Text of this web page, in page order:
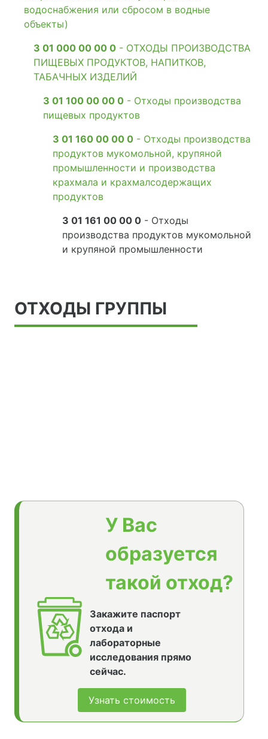
водоснабжения или сбросом в водные
объекты)
3 01 000 00 00 0 - ОТХОДЫ ПРОИЗВОДСТВА
ПИЩЕВЫХ ПРОДУКТОВ, НАПИТКОВ,
ТАБАЧНЫХ ИЗДЕЛИЙ
3 01 100 00 00 0 - Отходы производства
пищевых продуктов
3 01 160 00 00 0 - Отходы производства
продуктов мукомольной, крупяной
промышленности и производства
крахмала и крахмалсодержащих
продуктов
3 01 161 00 00 0 - Отходы
производства продуктов мукомольной
и крупяной промышленности
ОТХОДЫ ГРУППЫ
У Вас
образуется
такой отход?
Закажите паспорт
отхода и
лабораторные
исследования прямо
сейчас.
Узнать стоимость